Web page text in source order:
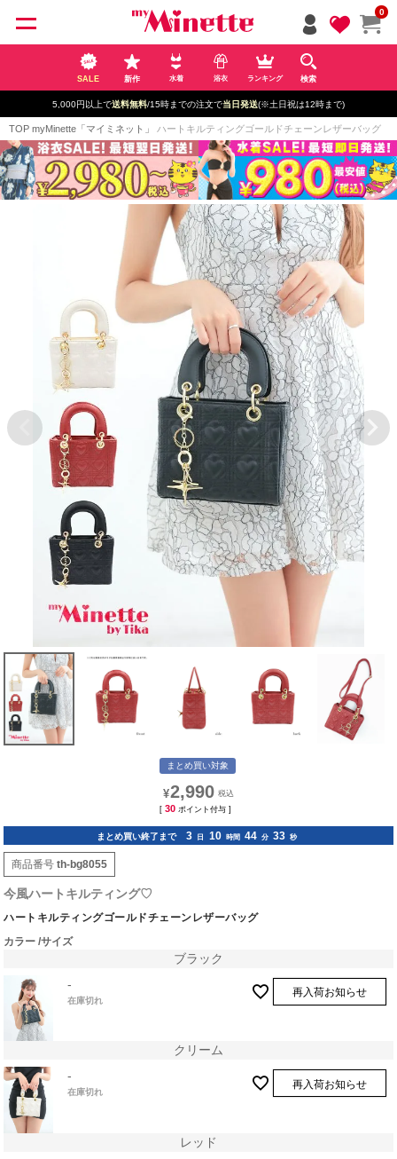
0
SALE 新作 水着 浴衣 ランキング 検索
5,000円以上で送料無料/15時までの注文で当日発送(※土日祝は12時まで)
TOP myMinette「マイミネット」 ハートキルティングゴールドチェーンレザーバッグ
まとめ買い対象
¥2,990
[ 30 ポイント付与 ]
まとめ買い終了まで 3 日 10 時間 44 分 32 秒
商品番号 th-bg8055
今風ハートキルティング♡
ハートキルティングゴールドチェーンレザーバッグ
カラー サイズ
ブラック
-
在庫切れ
再入荷お知らせ
クリーム
-
在庫切れ
再入荷お知らせ
レッド
ペー
ジト
ップ